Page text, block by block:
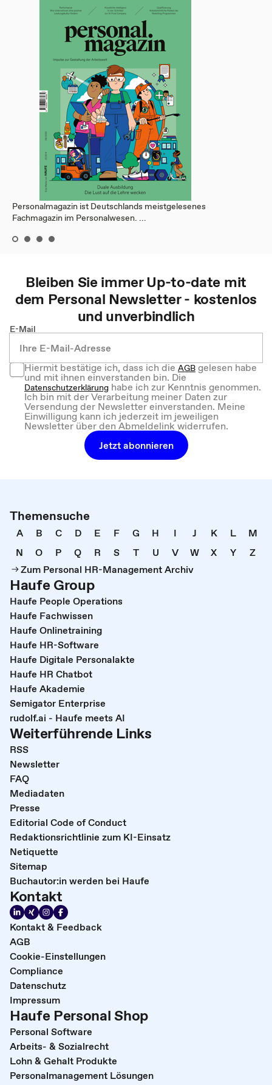
Personalmagazin ist Deutschlands meistgelesenes
Fachmagazin im Personalwesen. ...
Bleiben Sie immer Up-to-date mit
dem Personal Newsletter - kostenlos
und unverbindlich
E-Mail
Hiermit bestätige ich, dass ich dieAGBgelesen habe
und mit ihnen einverstanden bin. Die
Datenschutzerklärung habe ich zur Kenntnis genommen.
Ich bin mit der Verarbeitung meiner Daten zur
Versendung der Newsletter einverstanden. Meine
Einwilligung kann ich jederzeit im jeweiligen
Newsletter über den Abmeldelink widerrufen.
Jetzt abonnieren
Themensuche
A B C D E F G H I J K L
M
N
O P Q R S T U V W X Y
Z
Zum Personal HR-Management Archiv
Haufe Group
Haufe People Operations
Haufe Fachwissen
Haufe Onlinetraining
Haufe HR-Software
Haufe Digitale Personalakte
Haufe HR Chatbot
Haufe Akademie
Semigator Enterprise
rudolf.ai - Haufe meets AI
Weiterführende Links
RSS
Newsletter
FAQ
Mediadaten
Presse
Editorial Code of Conduct
Redaktionsrichtlinie zum KI-Einsatz
Netiquette
Sitemap
Buchautor:in werden bei Haufe
Kontakt
Kontakt & Feedback
AGB
Cookie-Einstellungen
Compliance
Datenschutz
Impressum
Haufe Personal Shop
Personal Software
Arbeits- & Sozialrecht
Lohn & Gehalt Produkte
Personalmanagement Lösungen